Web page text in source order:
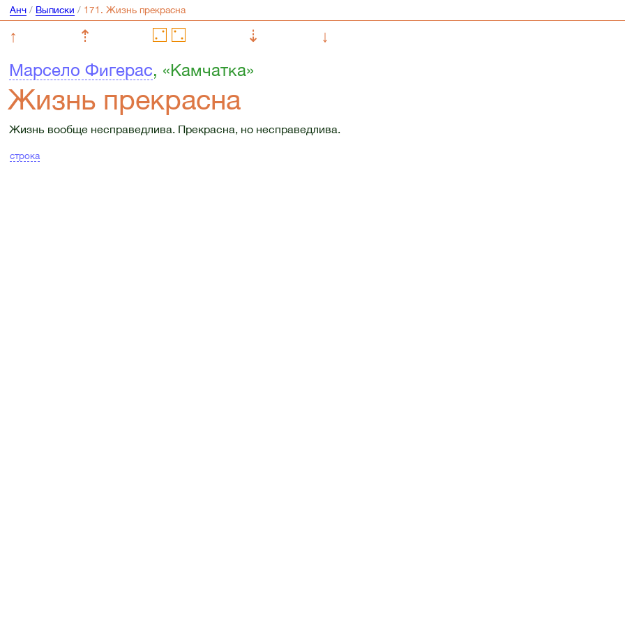
Анч/ Выписки /
↑ ⇡ ⇣
↓
Марсело Фигерас, «Камчатка»
Жизнь прекрасна
Жизнь вообще несправедлива. Прекрасна, но несправедлива.
строка